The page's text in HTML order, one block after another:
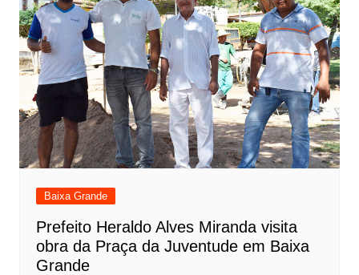
Baixa Grande
Prefeito Heraldo Alves Miranda visita
obra da Praça da Juventude em Baixa
Grande